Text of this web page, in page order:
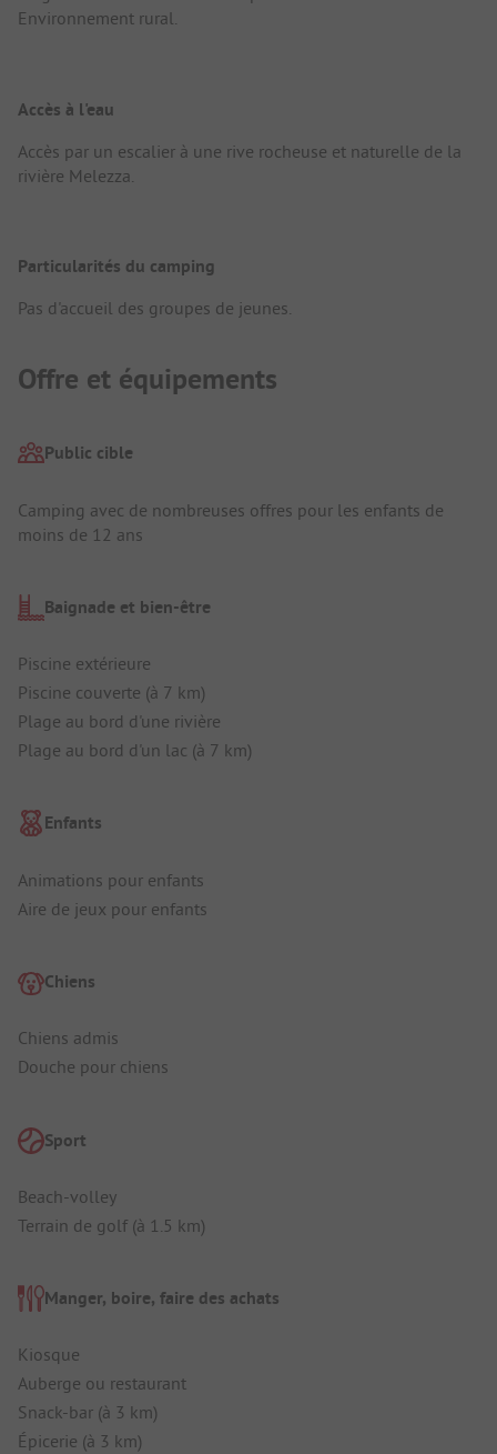
Environnement rural.
Accès à l'eau
Accès par un escalier à une rive rocheuse et naturelle de la
rivière Melezza.
Particularités du camping
Pas d'accueil des groupes de jeunes.
Offre et équipements
Public cible
Camping avec de nombreuses offres pour les enfants de
moins de 12 ans
Baignade et bien-être
Piscine extérieure
Piscine couverte (à 7 km)
Plage au bord d'une rivière
Plage au bord d'un lac (à 7 km)
Enfants
Animations pour enfants
Aire de jeux pour enfants
Chiens
Chiens admis
Douche pour chiens
Sport
Beach-volley
Terrain de golf (à 1.5 km)
Manger, boire, faire des achats
Kiosque
Auberge ou restaurant
Snack-bar (à 3 km)
Épicerie (à 3 km)